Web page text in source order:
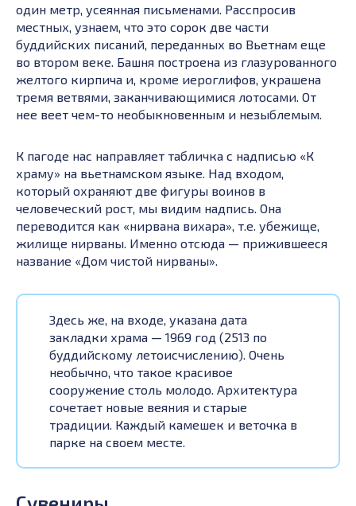
один метр, усеянная письменами. Расспросив
местных, узнаем, что это сорок две части
буддийских писаний, переданных во Вьетнам еще
во втором веке. Башня построена из глазурованного
желтого кирпича и, кроме иероглифов, украшена
тремя ветвями, заканчивающимися лотосами. От
нее веет чем-то необыкновенным и незыблемым.
К пагоде нас направляет табличка с надписью «К
храму» на вьетнамском языке. Над входом,
который охраняют две фигуры воинов в
человеческий рост, мы видим надпись. Она
переводится как «нирвана вихара», т.е. убежище,
жилище нирваны. Именно отсюда — прижившееся
название «Дом чистой нирваны».
Здесь же, на входе, указана дата
закладки храма — 1969 год (2513 по
буддийскому летоисчислению). Очень
необычно, что такое красивое
сооружение столь молодо. Архитектура
сочетает новые веяния и старые
традиции. Каждый камешек и веточка в
парке на своем месте.